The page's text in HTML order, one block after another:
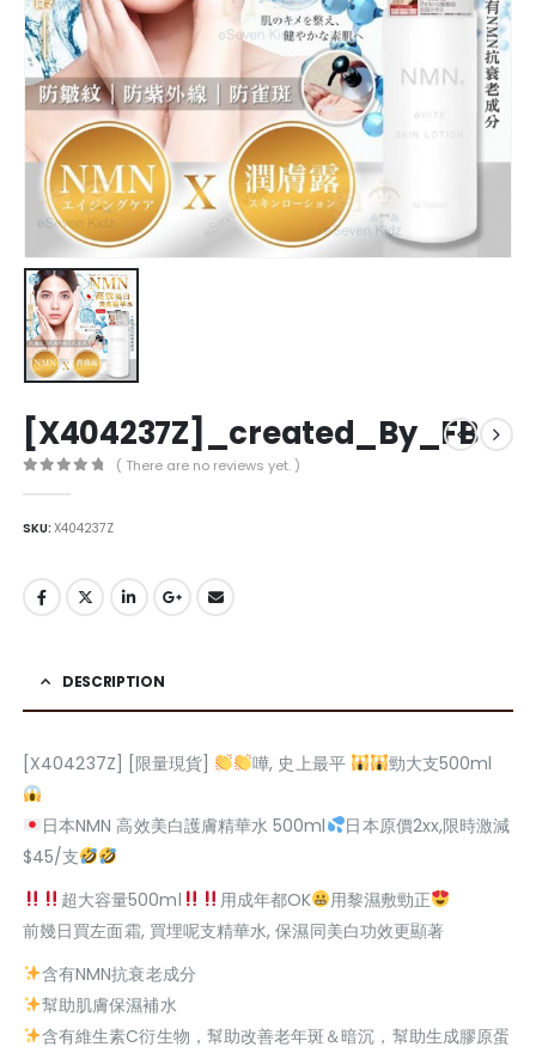
[X404237Z]_created_By_FB
( There are no reviews yet. )
SKU:X404237Z
DESCRIPTION
[X404237Z] [限量現貨] 嘩, 史上最平 勁大支500ml
日本NMN 高效美白護膚精華水 500ml
日本原價2xx,限時激減
$45/支
超大容量500ml
用成年都OK
用黎濕敷勁正
前幾日買左面霜, 買埋呢支精華水, 保濕同美白功效更顯著
含有NMN抗衰老成分
幫助肌膚保濕補水
含有維生素C衍生物，幫助改善老年斑＆暗沉，幫助生成膠原蛋